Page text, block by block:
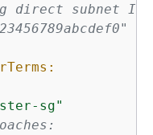
direct subnet ID
sg"